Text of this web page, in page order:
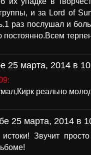
и за Lord of
раз послушал и
постоянно.Всем
25 марта, 2014 в
реально
25 марта, 2014 в
Звучит